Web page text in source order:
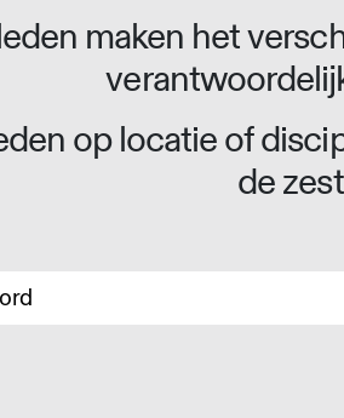
maken het
op locatie of
de